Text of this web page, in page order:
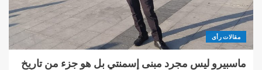
مقالات رأى
ماسبيرو ليس مجرد مبنى إسمنتي بل هو جزء من تاريخ